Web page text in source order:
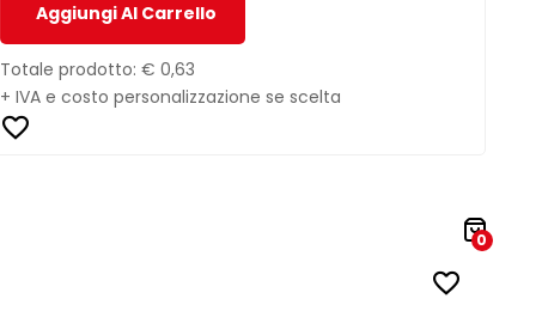
Aggiungi Al Carrello
Totale prodotto: € 0,63
+ IVA e costo personalizzazione se scelta
0